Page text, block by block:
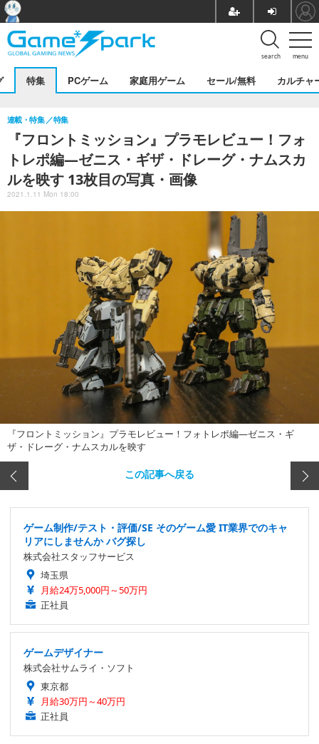
menu
search
特集 PCゲーム 家庭用ゲーム セール/無料 カルチャ
『フロントミッション』プラモレビュー！フォ
トレポ編―ゼニス・ギザ・ドレーグ・ナムスカ
ルを映す 13枚目の写真・画像
連載・特集 特集
2021.1.11 Mon 18:00
『フロントミッション』プラモレビュー！フォトレポ編―ゼニス・ギ
ザ・ドレーグ・ナムスカルを映す
この記事へ戻る
ゲーム制作/テスト・評価/SE そのゲーム愛 IT業界でのキャ
リアにしませんか バグ探し
株式会社スタッフサービス
埼玉県
月給24万5,000円～50万円
正社員
ゲームデザイナー
株式会社サムライ・ソフト
東京都
月給30万円～40万円
正社員